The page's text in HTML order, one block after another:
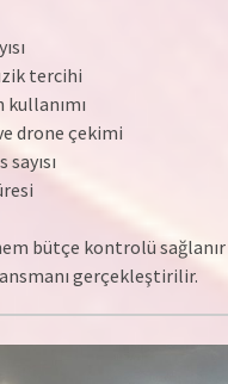
tercihi
kullanımı
drone çekimi
bütçe kontrolü sağlanır
gerçekleştirilir.